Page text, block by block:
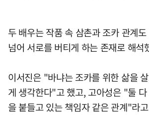
두 배우는 작품 속 삼촌과 조카 관계
넘어 서로를 버티게 하는 존재로 해석
이서진은 "바냐는 조카를 위한 삶을
게 생각한다"고 했고, 고아성은 "둘
을 붙들고 있는 책임자 같은 관계"라